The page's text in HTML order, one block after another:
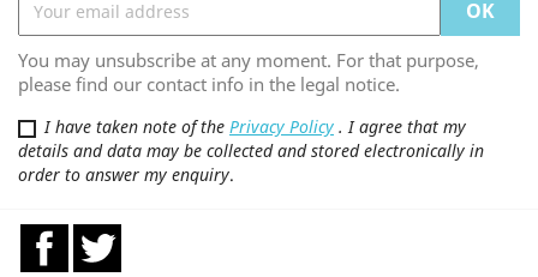
You may unsubscribe at any moment. For that purpose,
please find our contact info in the legal notice.
I have taken note of the Privacy Policy . I agree that my
details and data may be collected and stored electronically in
order to answer my enquiry.
Facebook